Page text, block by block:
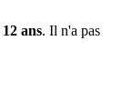
12 ans. Il n'a pas